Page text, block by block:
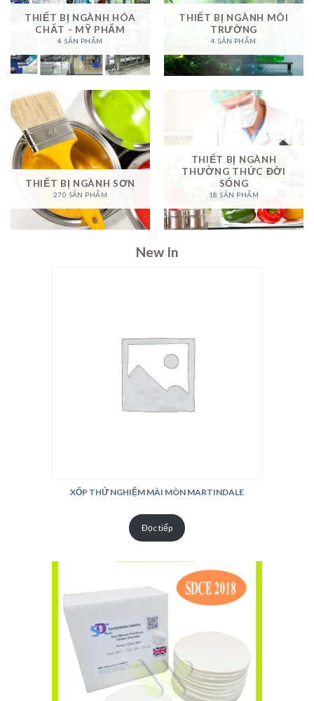
THIẾT BỊ NGÀNH HÓA
CHẤT - MỸ PHẨM
4 SẢN PHẨM
THIẾT BỊ NGÀNH MÔI
TRƯỜNG
4 SẢN PHẨM
THIẾT BỊ NGÀNH SƠN
270 SẢN PHẨM
THIẾT BỊ NGÀNH
THƯỜNG THỨC ĐỜI
SỐNG
18 SẢN PHẨM
New In
XỐP THỬ NGHIỆM MÀI MÒN MARTINDALE
Đọc tiếp